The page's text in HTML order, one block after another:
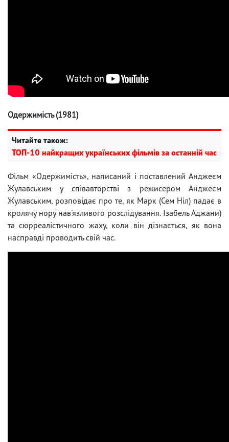
Одержимість (1981)
Читайте також:
ТОП-10 найкращих українських фільмів за останній час
Фільм «Одержимість», написаний і поставлений Анджеєм
Жулавським у співавторстві з режисером Анджеєм
Жулавським, розповідає про те, як Марк (Сем Ніл) падає в
кролячу нору нав'язливого розслідування. Ізабель Аджани)
та сюрреалістичного жаху, коли він дізнається, як вона
насправді проводить свій час.